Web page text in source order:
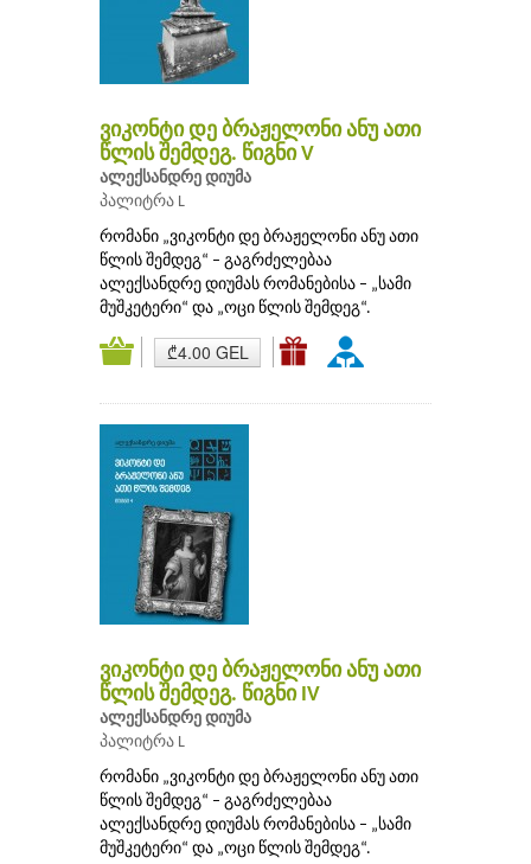
ვიკონტი დე ბრაჟელონი ანუ ათი
წლის შემდეგ. წიგნი V
ალექსანდრე დიუმა
პალიტრა L
რომანი „ვიკონტი დე ბრაჟელონი ანუ ათი
წლის შემდეგ“ – გაგრძელებაა
ალექსანდრე დიუმას რომანებისა – „სამი
მუშკეტერი“ და „ოცი წლის შემდეგ“.
₾4.00 GEL
ვიკონტი დე ბრაჟელონი ანუ ათი
წლის შემდეგ. წიგნი IV
ალექსანდრე დიუმა
პალიტრა L
რომანი „ვიკონტი დე ბრაჟელონი ანუ ათი
წლის შემდეგ“ – გაგრძელებაა
ალექსანდრე დიუმას რომანებისა – „სამი
მუშკეტერი“ და „ოცი წლის შემდეგ“.